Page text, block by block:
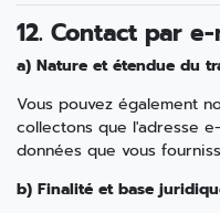
12. Contact par
a) Nature et étendue du
Vous pouvez également
collectons que l'adresse
données que vous
b) Finalité et base